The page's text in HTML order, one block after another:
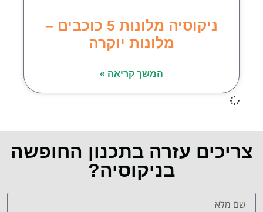
ניקוסיה מלונות 5 כוכבים –
מלונות יוקרה
המשך קריאה »
צריכים עזרה בתכנון החופשה
בניקוסיה?